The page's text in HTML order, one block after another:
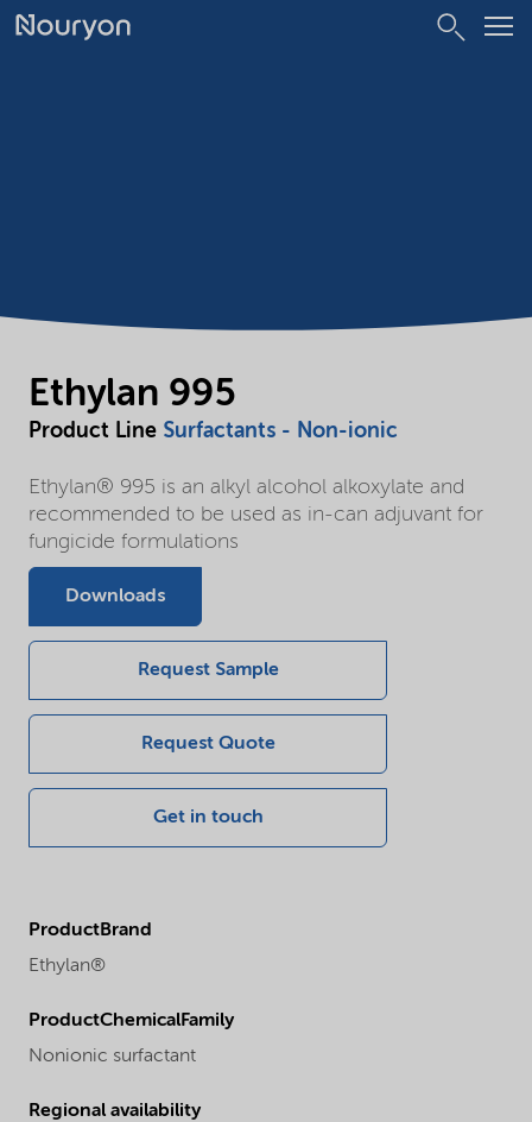
Ethylan 995
Product Line Surfactants - Non-ionic
Ethylan® 995 is an alkyl alcohol alkoxylate and
recommended to be used as in-can adjuvant for
fungicide formulations
Downloads
Request Sample
Request Quote
Get in touch
ProductBrand
Ethylan®
ProductChemicalFamily
Nonionic surfactant
Regional availability